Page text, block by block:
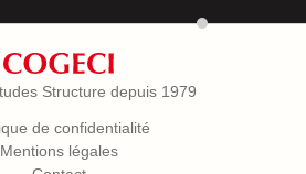
Structure depuis 1979
de confidentialité
Mentions légales